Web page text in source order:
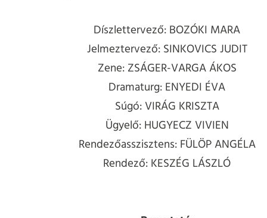
Díszlettervező: BOZÓKI MARA
Jelmeztervező: SINKOVICS JUDIT
Zene: ZSÁGER-VARGA ÁKOS
Dramaturg: ENYEDI ÉVA
Súgó: VIRÁG KRISZTA
Ügyelő: HUGYECZ VIVIEN
Rendezőasszisztens: FÜLÖP ANGÉLA
Rendező: KESZÉG LÁSZLÓ